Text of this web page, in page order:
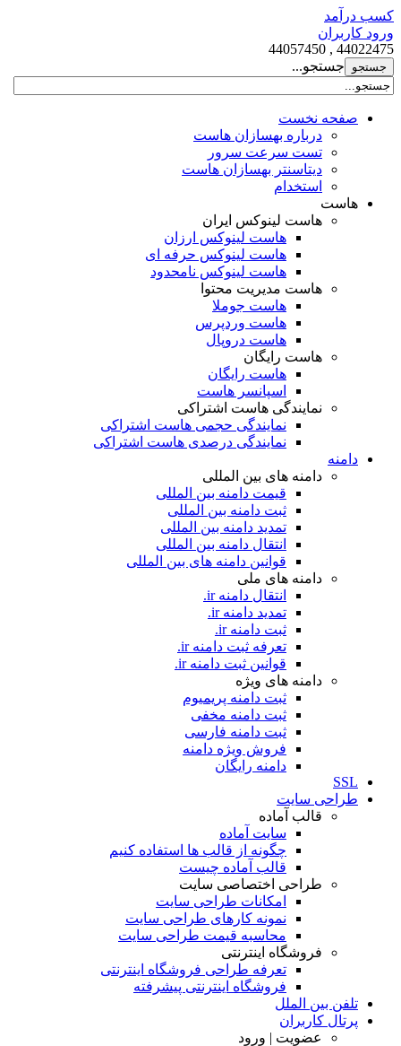
کسب درآمد
ورود کاربران
44022475 , 44057450
جستجو...
صفحه نخست
درباره بهسازان هاست
تست سرعت سرور
دیتاسنتر بهسازان هاست
استخدام
هاست
هاست لینوکس ایران
هاست لینوکس ارزان
هاست لینوکس حرفه ای
هاست لینوکس نامحدود
هاست مدیریت محتوا
هاست جوملا
هاست وردپرس
هاست دروپال
هاست رایگان
هاست رایگان
اسپانسر هاست
نمایندگی هاست اشتراکی
نمایندگی حجمی هاست اشتراکی
نمایندگی درصدی هاست اشتراکی
دامنه
دامنه های بین المللی
قیمت دامنه بین المللی
ثبت دامنه بین المللی
تمدید دامنه بین المللی
انتقال دامنه بین المللی
قوانین دامنه های بین المللی
دامنه های ملی
انتقال دامنه ir.
تمدید دامنه ir.
ثبت دامنه ir.
تعرفه ثبت دامنه ir.
قوانین ثبت دامنه ir.
دامنه های ویژه
ثبت دامنه پریمیوم
ثبت دامنه مخفی
ثبت دامنه فارسی
فروش ویژه دامنه
دامنه رایگان
SSL
طراحی سايت
قالب آماده
سایت آماده
چگونه از قالب ها استفاده کنیم
قالب آماده چیست
طراحی اختصاصی سایت
امکانات طراحی سایت
نمونه کارهای طراحی سایت
محاسبه قیمت طراحی سایت
فروشگاه اینترنتی
تعرفه طراحی فروشگاه اینترنتی
فروشگاه اینترنتی پیشرفته
تلفن بین الملل
پرتال کاربران
عضویت | ورود